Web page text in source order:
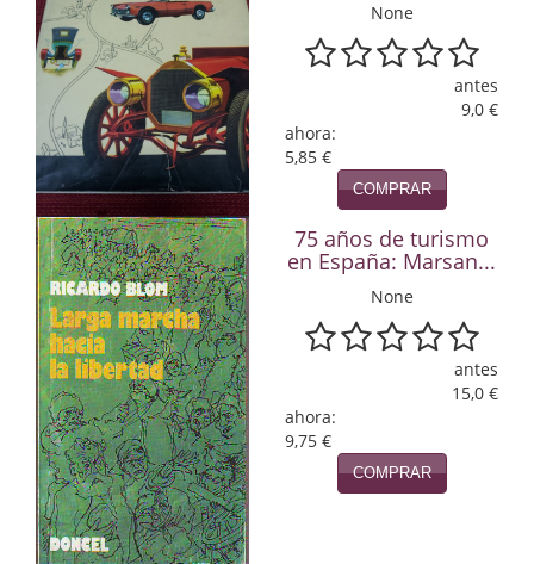
Ensayo literario
Filosofía
Física y Química
Física y química
Guerra Civil Española
Historia
historia
Infantil y juvenil
Infantil y juvenil. Nuevo!!
Infantil y juvenil. Nuevo!!!
Informática
None
antes
9,0 €
ahora:
5,85 €
COMPRAR
75 años de turismo
en España: Marsan...
None
antes
15,0 €
ahora:
9,75 €
COMPRAR